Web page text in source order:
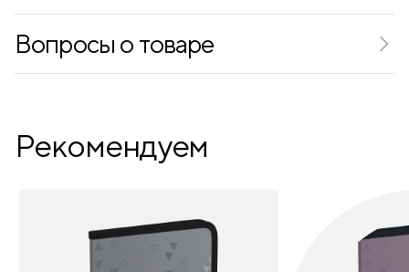
Вопросы о товаре
Рекомендуем